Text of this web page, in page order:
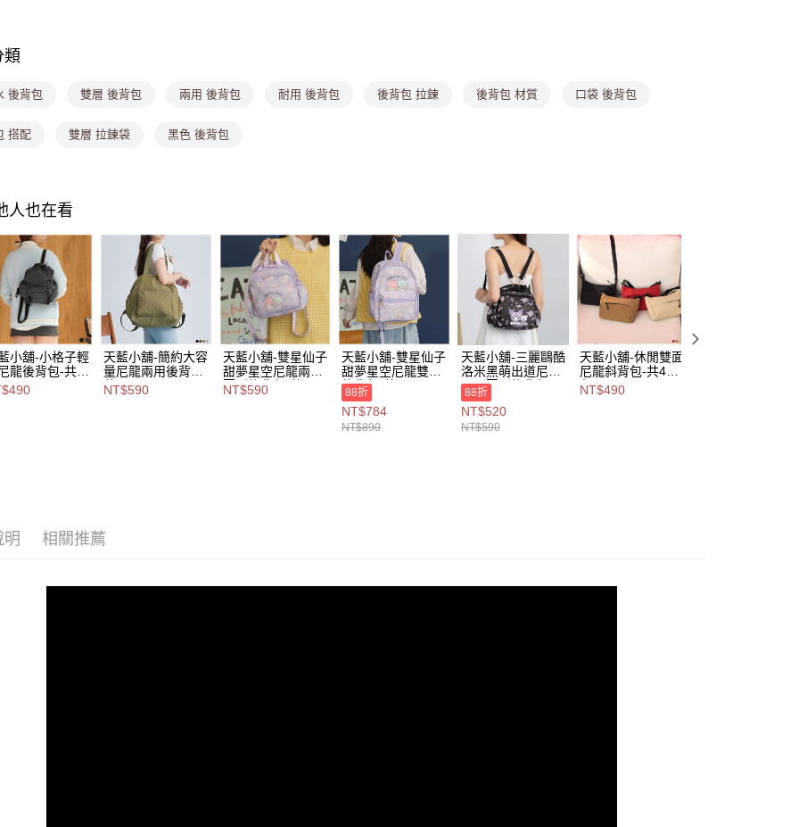
【注意事項】
每筆NT$8,888，滿NT$8,888(含以上)免運費
付款後7-11取貨
每筆NT$80，滿NT$1,000(含以上)免運費
宅配
每筆NT$100，滿NT$1,000(含以上)免運費
付款後門市自取
免運費
海外宅配
💟時尚流行包
類
後背包 雙層 後背包 兩用 後背包 耐用 後背包 後背包 拉鍊 後背包 材質 口袋 後背包
搭配 雙層 拉鍊袋 黑色 後背包
人也在看
小舖-小格子輕
龍後背包-共2
【A12122
天藍小舖-簡約大容
量尼龍兩用後背包-
共4
色-$590【A12122
NT$590
天藍小舖-雙星仙子
甜夢星空尼龍兩用
圓形後背包-共1
色-$590【A12122
NT$590
天藍小舖-雙星仙子
甜夢星空尼龍雙層
後背包-共1
色-$890【A12122
369】
88折
NT$784
NT$890
天藍小舖-三麗鷗酷
洛米黑萌出道尼龍
兩用圓形後背包-單
1
款-$590【A12122
306】
88折
NT$520
NT$590
天藍小舖-休閒雙面
尼龍斜背包-共4
色-$490【A17175
129】
NT$490
明 相關推薦